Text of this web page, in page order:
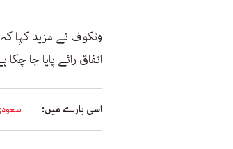
وٹکوف نے مزید کہا کہ
اتفاق رائے پایا جا
اسی بارے میں: